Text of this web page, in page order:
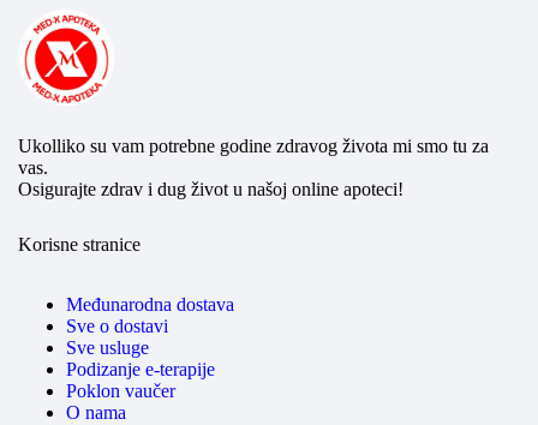
Ukolliko su vam potrebne godine zdravog života mi smo tu za
vas.
Osigurajte zdrav i dug život u našoj online apoteci!
Korisne stranice
Međunarodna dostava
Sve o dostavi
Sve usluge
Podizanje e-terapije
Poklon vaučer
O nama